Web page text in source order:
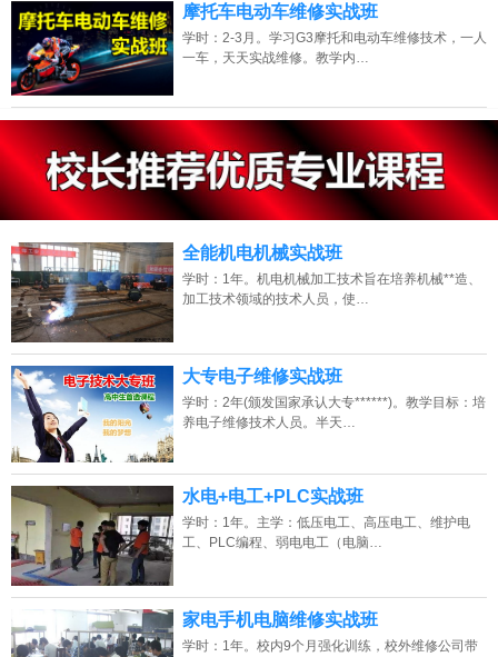
摩托车电动车维修实战班
学时：2-3月。学习G3摩托和电动车维修技术，一人
一车，天天实战维修。教学内…
点击免费咨询电话：13807313137
全能机电机械实战班
学时：1年。机电机械加工技术旨在培养机械**造、
加工技术领域的技术人员，使…
大专电子维修实战班
学时：2年(颁发国家承认大专******)。教学目标：培
养电子维修技术人员。半天…
水电+电工+PLC实战班
学时：1年。主学：低压电工、高压电工、维护电
工、PLC编程、弱电电工（电脑…
家电手机电脑维修实战班
学时：1年。校内9个月强化训练，校外维修公司带